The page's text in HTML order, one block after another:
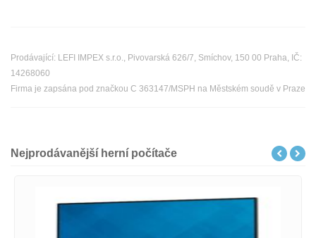
Prodávající: LEFI IMPEX s.r.o., Pivovarská 626/7, Smíchov, 150 00 Praha, IČ:
14268060
Firma je zapsána pod značkou C 363147/MSPH na Městském soudě v Praze
Nejprodávanější herní počítače